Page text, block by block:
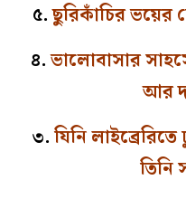
৫.ছুরিকাঁচির ভয়ের
৪.ভালোবাসার
আর
৩.যিনি
তিনি